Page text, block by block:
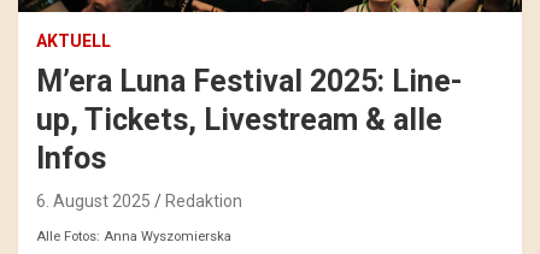
AKTUELL
M’era Luna Festival 2025: Line-
up, Tickets, Livestream & alle
Infos
6. August 2025 Redaktion
Alle Fotos: Anna Wyszomierska